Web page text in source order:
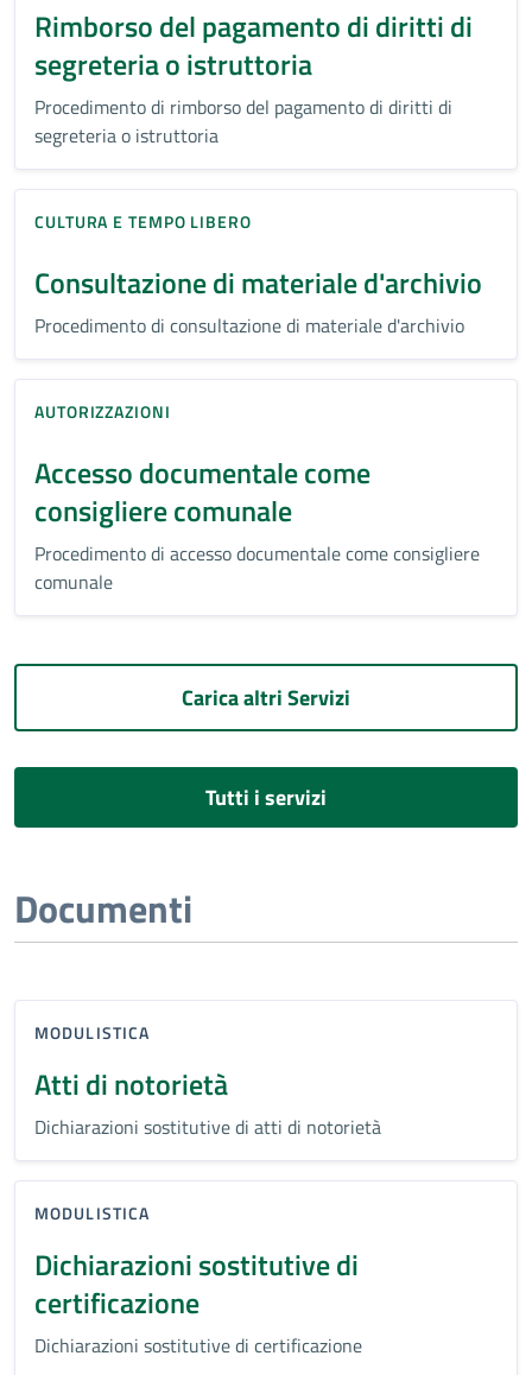
Rimborso del pagamento di diritti di
segreteria o istruttoria
Procedimento di rimborso del pagamento di diritti di
segreteria o istruttoria
CULTURA E TEMPO LIBERO
Consultazione di materiale d'archivio
Procedimento di consultazione di materiale d'archivio
AUTORIZZAZIONI
Accesso documentale come
consigliere comunale
Procedimento di accesso documentale come consigliere
comunale
Carica altri Servizi
Tutti i servizi
Documenti
MODULISTICA
Atti di notorietà
Dichiarazioni sostitutive di atti di notorietà
MODULISTICA
Dichiarazioni sostitutive di
certificazione
Dichiarazioni sostitutive di certificazione